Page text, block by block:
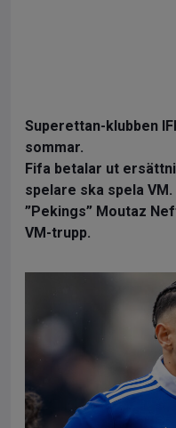
Superettan-klubben
sommar.
Fifa betalar ut
spelare ska spela VM.
”Pekings” Moutaz
VM-trupp.